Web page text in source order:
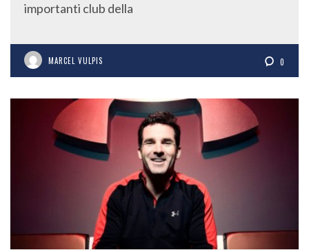
importanti club della
MARCEL VULPIS 0